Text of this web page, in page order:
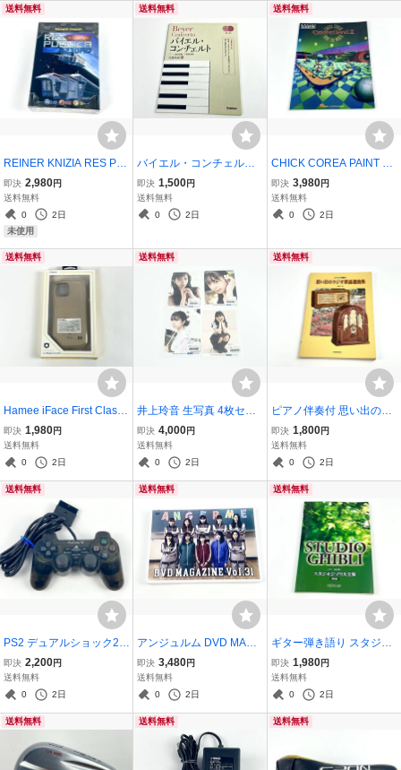
送料無料
REINER KNIZIA RES PU
BLICA 2230AD ボードゲ
ーム レス・パブリカ シュ
リンク未開封
即決 2,980円
送料無料
0
2日
未使用
送料無料
バイエル・コンチェルト
CD付き 楽譜
即決 1,500円
送料無料
0
2日
送料無料
CHICK COREA PAINT TH
E WORLD Electric Band II
2 楽譜
即決 3,980円
送料無料
0
2日
送料無料
Hamee iFace First Class i
Phone12 12Pro スマホケ
ース ベージュ アイフェイ
ス アイフォン
即決 1,980円
送料無料
0
2日
送料無料
井上玲音 生写真 4枚セッ
ト セカンド写真集 燿
即決 4,000円
送料無料
0
2日
送料無料
ピアノ伴奏付 思い出のラ
ジオ歌謡選曲集 工藤雄一
編 全音楽譜出版社 楽譜
即決 1,800円
送料無料
0
2日
送料無料
PS2 デュアルショック2
コントローラー ゼンブラ
ック クリアブラック
即決 2,200円
送料無料
0
2日
送料無料
アンジュルム DVD MAGA
ZINE Vol.31 ANGERME D
VDマガジン ハロプロ
即決 3,480円
送料無料
0
2日
送料無料
ギター弾き語り スタジオ
ジブリ大全集 保存版 楽譜
即決 1,980円
送料無料
0
2日
送料無料 送料無料 送料無料